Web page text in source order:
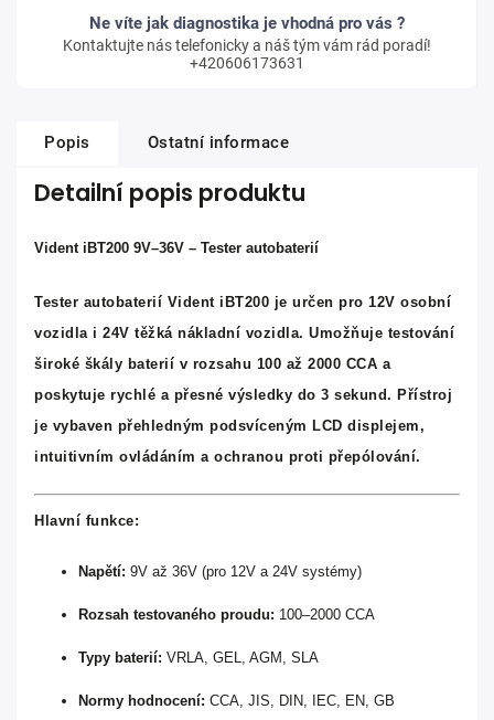
Ne víte jak diagnostika je vhodná pro vás ?
Kontaktujte nás telefonicky a náš tým vám rád poradí!
+420606173631
Popis Ostatní informace
Detailní popis produktu
Vident iBT200 9V–36V – Tester autobaterií
Tester autobaterií Vident iBT200 je určen pro 12V osobní
vozidla i 24V těžká nákladní vozidla. Umožňuje testování
široké škály baterií v rozsahu 100 až 2000 CCA a
poskytuje rychlé a přesné výsledky do 3 sekund. Přístroj
je vybaven přehledným podsvíceným LCD displejem ,
intuitivním ovládáním a ochranou proti přepólování.
Hlavní funkce:
Napětí: 9V až 36V (pro 12V a 24V systémy)
Rozsah testovaného proudu: 100–2000 CCA
Typy baterií: VRLA, GEL, AGM, SLA
Normy hodnocení: CCA, JIS, DIN, IEC, EN, GB